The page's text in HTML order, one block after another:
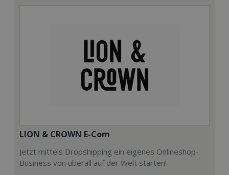
LION & CROWN E-Com
Jetzt mittels Dropshipping ein eigenes Onlineshop-
Business von überall auf der Welt starten!